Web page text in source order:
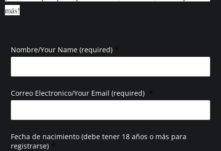
más!
Nombre/Your Name (required) *
Correo Electronico/Your Email (required) *
Fecha de nacimiento (debe tener 18 años o más para
registrarse) *